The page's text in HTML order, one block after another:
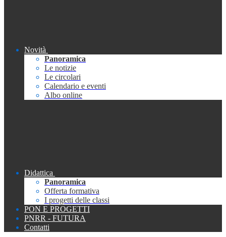
Novità
Panoramica
Le notizie
Le circolari
Calendario e eventi
Albo online
Didattica
Panoramica
Offerta formativa
I progetti delle classi
PON E PROGETTI
PNRR - FUTURA
Contatti